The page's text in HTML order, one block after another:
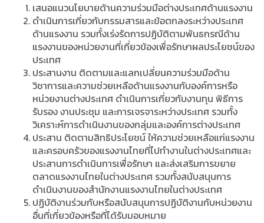
เสนอแนวนโยบายด้านความร่วมมือต่างประเทศด้านแรงงาน
ดำเนินการเกี่ยวกับกรรมสารและข้อตกลงระหว่างประเทศ
ด้านแรงงาน รวมทั้งเร่งรัดการปฏิบัติตามพันธกรณีด้าน
แรงงานของหน่วยงานที่เกี่ยวข้องเพื่อรักษาผลประโยชน์ของ
ประเทศ
ประสานงาน ติดตามและแลกเปลี่ยนความร่วมมือด้าน
วิชาการและความช่วยเหลือด้านแรงงานกับองค์การหรือ
หน่วยงานต่างประเทศ ดำเนินการเกี่ยวกับงานทุน พิธีการ
รับรอง งานประชุม และการเจรจาระหว่างประเทศ รวมทั้ง
วิเคราะห์การดำเนินงานของกลุ่มและองค์การต่างประเทศ
ประสาน ติดตามสิทธิประโยชน์ ให้ความช่วยเหลือแก่แรงงาน
และครอบครัวของแรงงานไทยที่ไปทำงานในต่างประเทศและ
ประสานการดำเนินการเพื่อรักษา และส่งเสริมการขยาย
ตลาดแรงงานไทยในต่างประเทศ รวมทั้งสนับสนุนการ
ดำเนินงานของสำนักงานแรงงานไทยในต่างประเทศ
ปฏิบัติงานร่วมกับหรือสนับสนุนการปฏิบัติงานกับหน่วยงาน
อื่นที่เกี่ยวข้องหรือที่ได้รับมอบหมาย